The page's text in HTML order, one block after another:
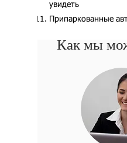
увидеть
Припаркованные
Как мы